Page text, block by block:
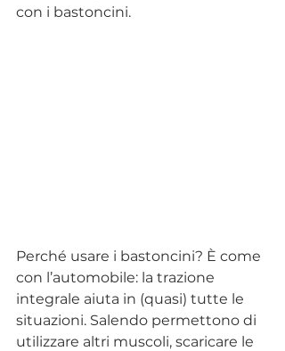
con i bastoncini.
Perché usare i bastoncini? È come
con l’automobile: la trazione
integrale aiuta in (quasi) tutte le
situazioni. Salendo permettono di
utilizzare altri muscoli, scaricare le